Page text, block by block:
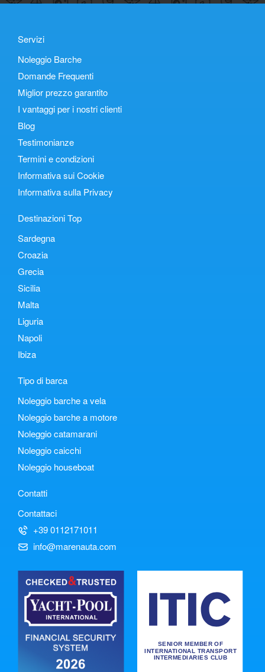
Servizi
Noleggio Barche
Domande Frequenti
Miglior prezzo garantito
I vantaggi per i nostri clienti
Blog
Testimonianze
Termini e condizioni
Informativa sui Cookie
Informativa sulla Privacy
Destinazioni Top
Sardegna
Croazia
Grecia
Sicilia
Malta
Liguria
Napoli
Ibiza
Tipo di barca
Noleggio barche a vela
Noleggio barche a motore
Noleggio catamarani
Noleggio caicchi
Noleggio houseboat
Contatti
Contattaci
+39 0112171011
info@marenauta.com